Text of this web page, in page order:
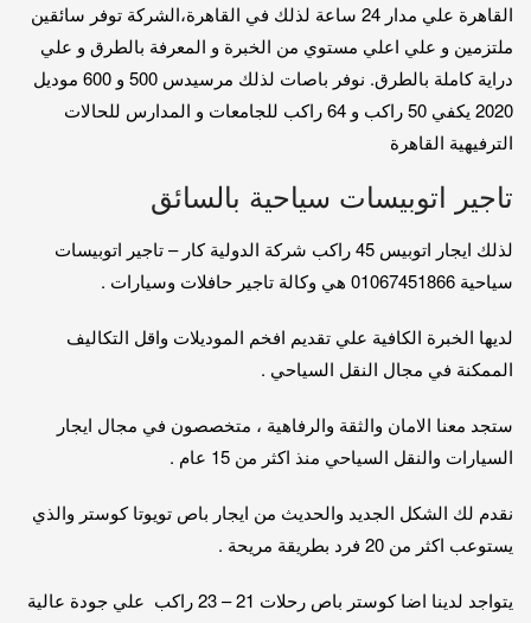
القاهرة علي مدار 24 ساعة لذلك في القاهرة،الشركة توفر سائقين
ملتزمين و علي اعلي مستوي من الخبرة و المعرفة بالطرق و علي
دراية كاملة بالطرق. نوفر باصات لذلك مرسيدس 500 و 600 موديل
2020 يكفي 50 راكب و 64 راكب للجامعات و المدارس للحالات
الترفيهية القاهرة
تاجير اتوبيسات سياحية بالسائق
لذلك ايجار اتوبيس 45 راكب شركة الدولية كار – تاجير اتوبيسات
سياحية 01067451866 هي وكالة تاجير حافلات وسيارات .
لديها الخبرة الكافية علي تقديم افخم الموديلات واقل التكاليف
الممكنة في مجال النقل السياحي .
ستجد معنا الامان والثقة والرفاهية ، متخصصون في مجال ايجار
السيارات والنقل السياحي منذ اكثر من 15 عام .
نقدم لك الشكل الجديد والحديث من ايجار باص تويوتا كوستر والذي
يستوعب اكثر من 20 فرد بطريقة مريحة .
يتواجد لدينا اضا كوستر باص رحلات 21 – 23 راكب علي جودة عالية